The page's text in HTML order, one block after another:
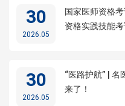
30
2026.05
国家医师资格
资格实践技能
30
2026.05
“医路护航” |
来了！